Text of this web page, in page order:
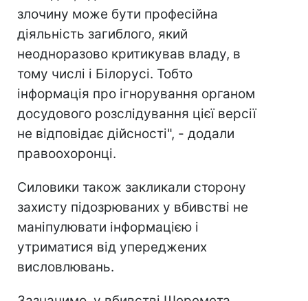
злочину може бути професійна
діяльність загиблого, який
неодноразово критикував владу, в
тому числі і Білорусі. Тобто
інформація про ігнорування органом
досудового розслідування цієї версії
не відповідає дійсності", - додали
правоохоронці.
Силовики також закликали сторону
захисту підозрюваних у вбивстві не
маніпулювати інформацією і
утриматися від упереджених
висловлювань.